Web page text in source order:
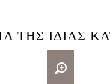
ΤΗΣ ΊΔΙΑΣ